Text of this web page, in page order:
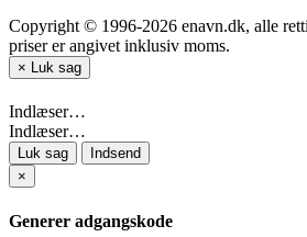
Copyright © 1996-2026 enavn.dk, alle
priser er angivet inklusiv moms.
× Luk sag
Indlæser…
Indlæser…
Luk sag
Indsend
×
Generer adgangskode